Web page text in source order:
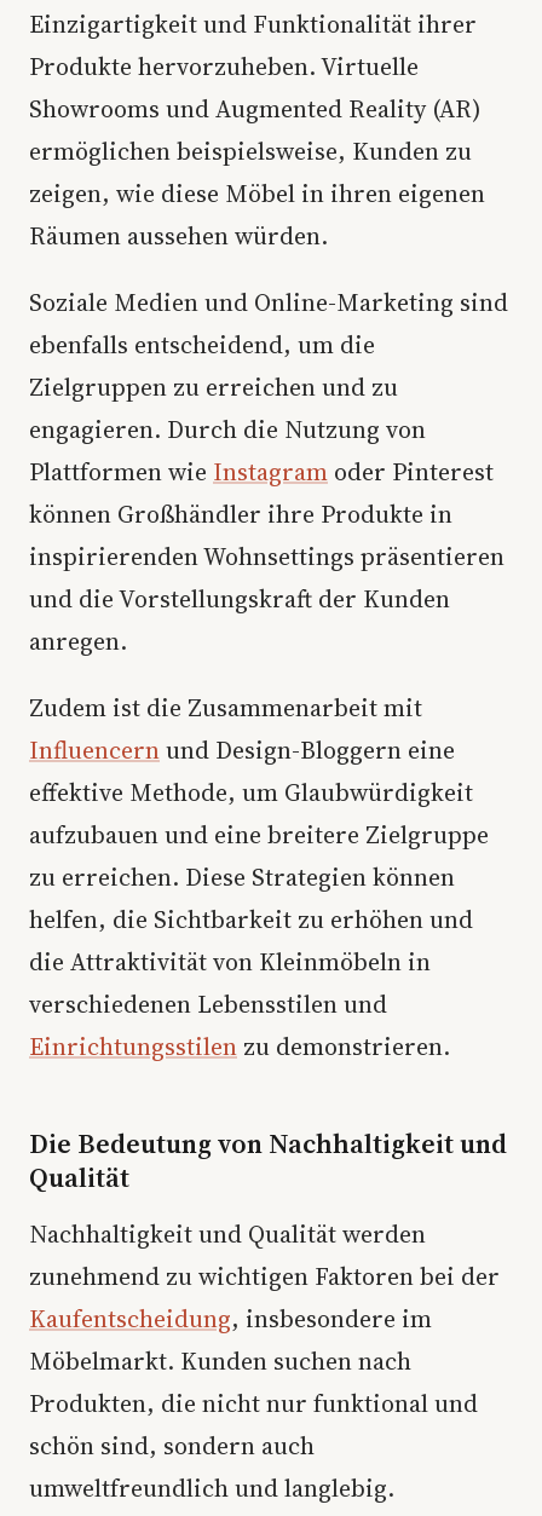
Einzigartigkeit und Funktionalität ihrer
Produkte hervorzuheben. Virtuelle
Showrooms und Augmented Reality (AR)
ermöglichen beispielsweise, Kunden zu
zeigen, wie diese Möbel in ihren eigenen
Räumen aussehen würden.
Soziale Medien und Online-Marketing sind
ebenfalls entscheidend, um die
Zielgruppen zu erreichen und zu
engagieren. Durch die Nutzung von
Plattformen wie Instagram oder Pinterest
können Großhändler ihre Produkte in
inspirierenden Wohnsettings präsentieren
und die Vorstellungskraft der Kunden
anregen.
Zudem ist die Zusammenarbeit mit
Influencernund Design-Bloggern eine
effektive Methode, um Glaubwürdigkeit
aufzubauen und eine breitere Zielgruppe
zu erreichen. Diese Strategien können
helfen, die Sichtbarkeit zu erhöhen und
die Attraktivität von Kleinmöbeln in
verschiedenen Lebensstilen und
Einrichtungsstilen zu demonstrieren.
Die Bedeutung von Nachhaltigkeit und
Qualität
Nachhaltigkeit und Qualität werden
zunehmend zu wichtigen Faktoren bei der
Kaufentscheidung, insbesondere im
Möbelmarkt. Kunden suchen nach
Produkten, die nicht nur funktional und
schön sind, sondern auch
umweltfreundlich und langlebig.